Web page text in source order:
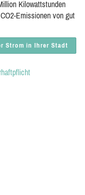
Kilowattstunden
Emissionen von gut
Strom in Ihrer Stadt